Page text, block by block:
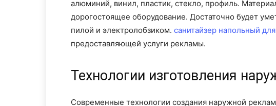
алюминий, винил, пластик, стекло, профиль.
дорогостоящее оборудование. Достаточно будет
пилой и электролобзиком. санитайзер напольный
предоставляющей услуги рекламы.
Технологии изготовления
Современные технологии создания наружной